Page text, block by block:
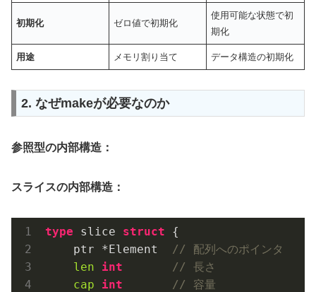
初期化 ゼロ値で初期化
使用可能な状態で初
期化
用途 メモリ割り当て データ構造の初期化
2. なぜmakeが必要なのか
参照型の内部構造：
スライスの内部構造：
type slice struct {
    ptr *Element
// 配列へのポインタ
len
int
// 長さ
cap
int
// 容量